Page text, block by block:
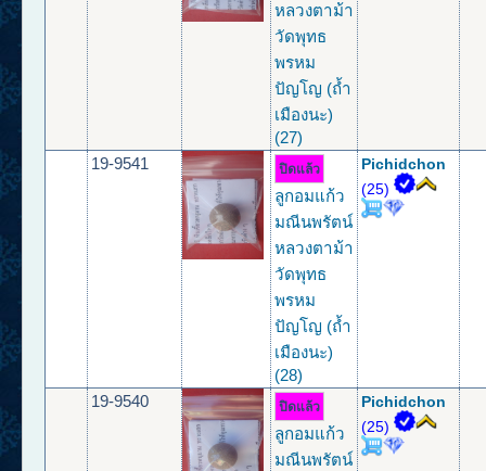
หลวงตาม้า
วัดพุทธ
พรหม
ปัญโญ (ถ้ำ
เมืองนะ)
(27)
19-9541 ปิดแล้ว
ลูกอมแก้ว
มณีนพรัตน์
หลวงตาม้า
วัดพุทธ
พรหม
ปัญโญ (ถ้ำ
เมืองนะ)
(28)
Pichidchon
(25)
19-9540 ปิดแล้ว
ลูกอมแก้ว
มณีนพรัตน์
Pichidchon
(25)